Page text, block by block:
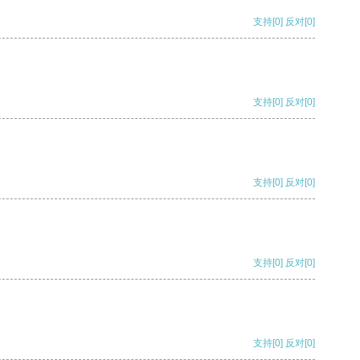
支持[0] 反对[0]
支持[0] 反对[0]
支持[0] 反对[0]
支持[0] 反对[0]
支持[0] 反对[0]